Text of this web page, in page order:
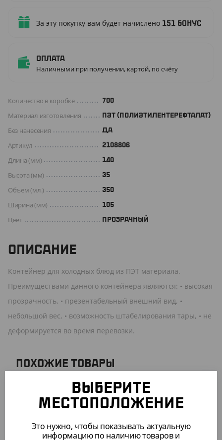
За эту покупку вам будет начислено 151 бонус
Оплата
Наличными при получении, картой, по счёту
Количество в коробке 700
Материал изготовления ПЭТ (ПОЛИЭТИЛЕНТЕРЕФТАЛАТ)
Без нанесения ДА
Артикул 2108806
Длина (мм) 140
Высота (мм) 35
Объем (мл.) 350
Ширина (мм) 105
Цвет ПРОЗРАЧНЫЙ
ОПИСАНИЕ
Контейнер для холодных блюд из ПЭТ материала.
Преимуществами данного контейнера являются: • высокая
прозрачность, • презентабельный внешний вид, •
небольшой вес, • возможность штабелирования тары, • не
деформируется во время перевозки.
ПОХОЖИЕ ТОВАРЫ
-9%
ВЫБЕРИТЕ
МЕСТОПОЛОЖЕНИЕ
Это нужно, чтобы показывать актуальную
информацию по наличию товаров и